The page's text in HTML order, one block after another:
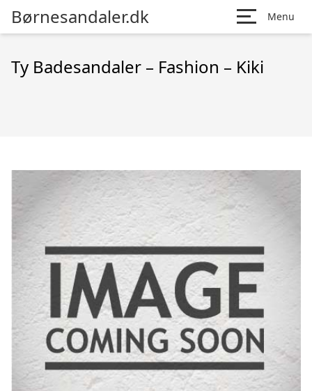
Børnesandaler.dk Menu
Ty Badesandaler – Fashion – Kiki